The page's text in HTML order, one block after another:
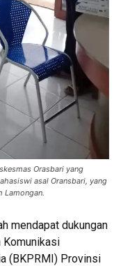
Orasbari yang
asal Oransbari, yang
Lamongan.
mendapat dukungan
Komunikasi
(BKPRMI) Provinsi